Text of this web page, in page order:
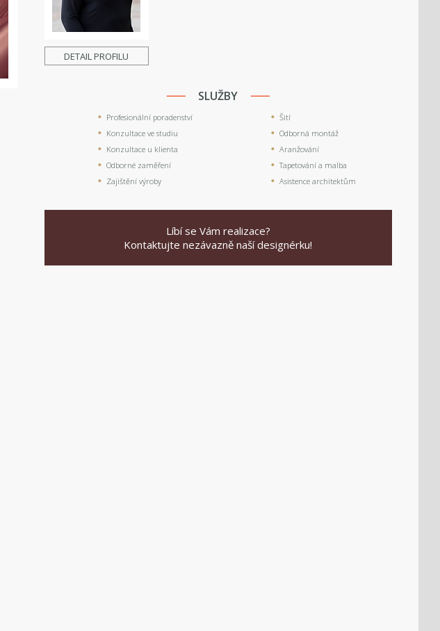
DETAIL PROFILU
SLUŽBY
Profesionální poradenství
Konzultace ve studiu
Konzultace u klienta
Odborné zaměření
Zajištění výroby
Šití
Odborná montáž
Aranžování
Tapetování a malba
Asistence architektům
Líbí se Vám realizace?
Kontaktujte nezávazně naší designérku!